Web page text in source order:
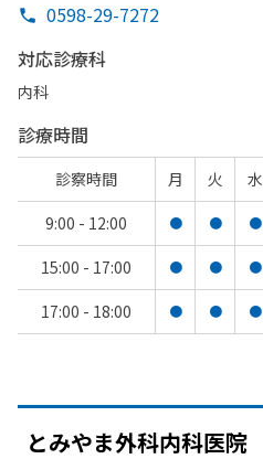
0598-29-7272
対応診療科
内科
診療時間
診察時間 月 火 水
9:00 - 12:00
● ● ●
15:00 - 17:00 ● ● ●
17:00 - 18:00 ● ● ●
とみやま外科内科医院